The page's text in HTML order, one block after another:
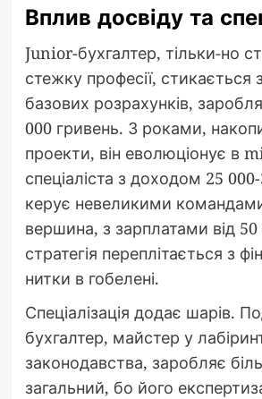
Вплив досвіду та
Junior-бухгалтер, тільки-но
стежку професії, стикається
базових розрахунків,
000 гривень. З роками,
проекти, він еволюціонує в
спеціаліста з доходом 25
керує невеликими
вершина, з зарплатами від
стратегія переплітається з
нитки в гобелені.
Спеціалізація додає шарів.
бухгалтер, майстер у
законодавства, заробляє
загальний, бо його